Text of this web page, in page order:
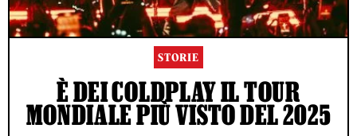
STORIE
È DEI COLDPLAY IL TOUR
MONDIALE PIÙ VISTO DEL 2025